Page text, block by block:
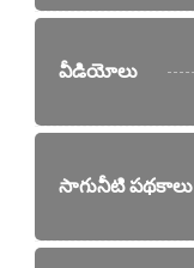
వీడియోలు
సాగునీటి పథకాలు